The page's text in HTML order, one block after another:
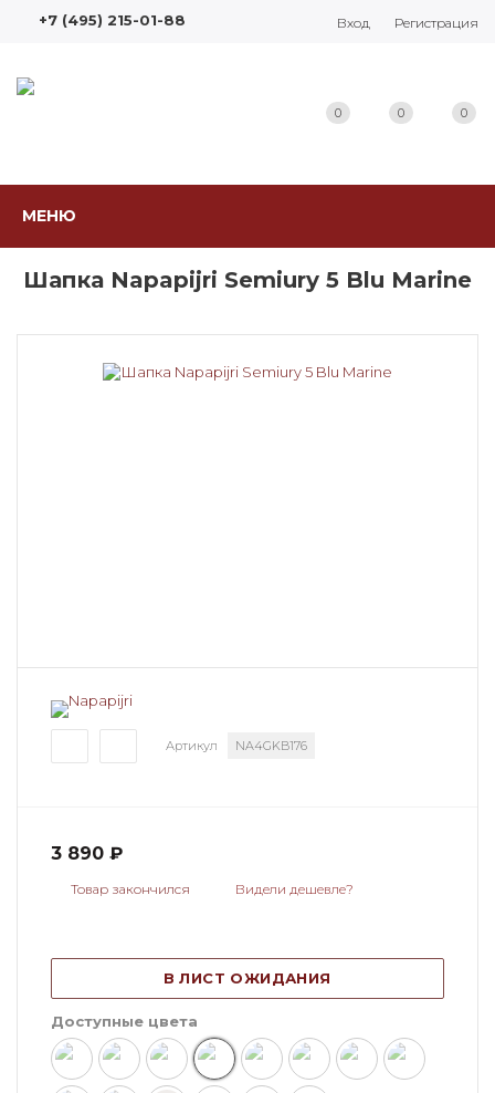
+7 (495) 215-01-88 Вход Регистрация
МЕНЮ
0 0 0
Шапка Napapijri Semiury 5 Blu Marine
Артикул NA4GKB176
3 890 ₽
Товар закончился Видели дешевле?
В ЛИСТ ОЖИДАНИЯ
Доступные цвета